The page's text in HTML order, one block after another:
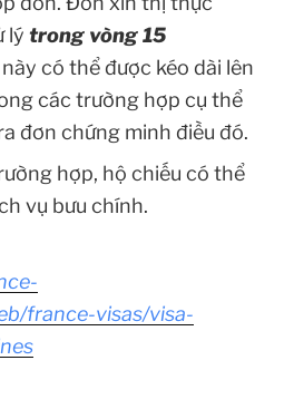
lý trong vòng 15
có thể được kéo dài lên
các trường hợp cụ thể
đơn chứng minh điều đó.
hợp, hộ chiếu có thể
vụ bưu chính.
france-visas/visa-